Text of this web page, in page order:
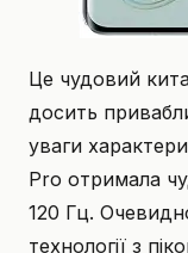
Це чудовий
досить
уваги
Pro отримала
120 Гц.
технології з